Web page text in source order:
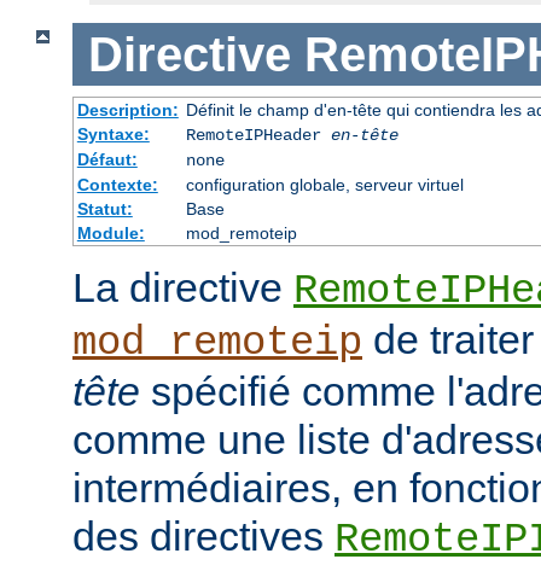
Directive
Description: Définit le champ d'en-tête qui contiendra les
Syntaxe:
RemoteIPHeader en-tête
Défaut:
none
Contexte:
configuration globale, serveur virtuel
Statut:
Base
Module:
mod_remoteip
La directive
mod_remoteip de
tête spécifié comme
comme une liste
intermédiaires, en
des directives